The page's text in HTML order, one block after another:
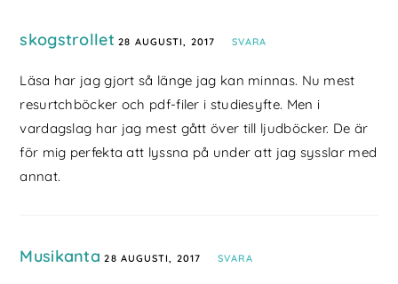
skogstrollet 28 AUGUSTI, 2017 SVARA
Läsa har jag gjort så länge jag kan minnas. Nu mest
resurtchböcker och pdf-filer i studiesyfte. Men i
vardagslag har jag mest gått över till ljudböcker. De är
för mig perfekta att lyssna på under att jag sysslar med
annat.
Musikanta 28 AUGUSTI, 2017 SVARA